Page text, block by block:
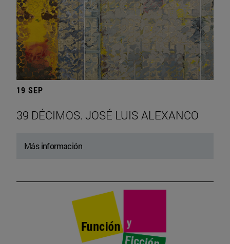
19 SEP
39 DÉCIMOS. JOSÉ LUIS ALEXANCO
Más información